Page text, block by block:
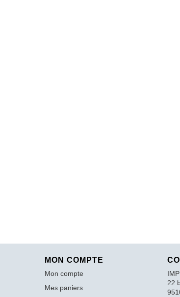
MON COMPTE
Mon compte
Mes paniers
22